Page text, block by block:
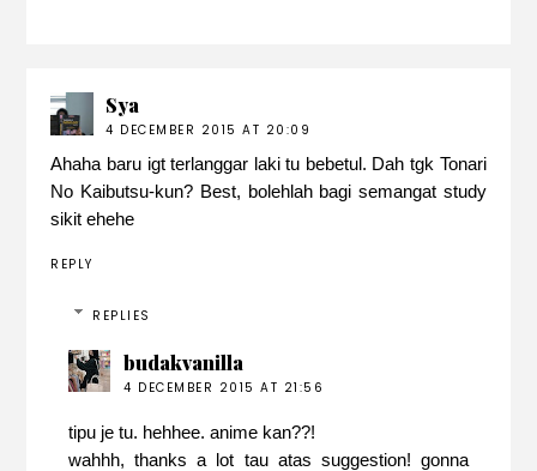
Sya
4 DECEMBER 2015 AT 20:09
Ahaha baru igt terlanggar laki tu bebetul. Dah tgk Tonari
No Kaibutsu-kun? Best, bolehlah bagi semangat study
sikit ehehe
REPLY
REPLIES
budakvanilla
4 DECEMBER 2015 AT 21:56
tipu je tu. hehhee. anime kan??!
wahhh, thanks a lot tau atas suggestion! gonna